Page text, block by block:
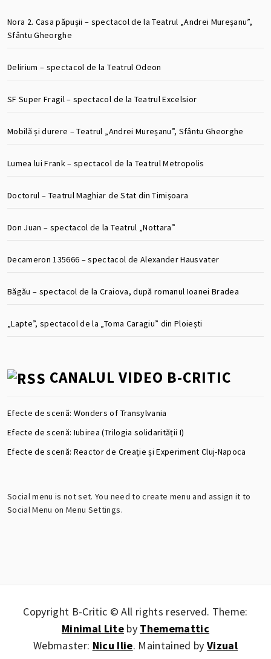
Nora 2. Casa păpușii – spectacol de la Teatrul „Andrei Mureșanu”,
Sfântu Gheorghe
Delirium – spectacol de la Teatrul Odeon
SF Super Fragil – spectacol de la Teatrul Excelsior
Mobilă și durere – Teatrul „Andrei Mureșanu”, Sfântu Gheorghe
Lumea lui Frank – spectacol de la Teatrul Metropolis
Doctorul – Teatrul Maghiar de Stat din Timișoara
Don Juan – spectacol de la Teatrul „Nottara”
Decameron 135666 – spectacol de Alexander Hausvater
Băgău – spectacol de la Craiova, după romanul Ioanei Bradea
„Lapte”, spectacol de la „Toma Caragiu” din Ploiești
CANALUL VIDEO B-CRITIC
Efecte de scenă: Wonders of Transylvania
Efecte de scenă: Iubirea (Trilogia solidarității I)
Efecte de scenă: Reactor de Creație și Experiment Cluj-Napoca
Social menu is not set. You need to create menu and assign it to
Social Menu on Menu Settings.
Copyright B-Critic © All rights reserved. Theme:
Minimal Liteby Thememattic
Webmaster: Nicu Ilie. Maintained byVizual